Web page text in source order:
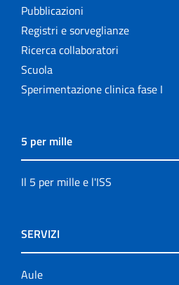
Pubblicazioni
Registri e sorveglianze
Ricerca collaboratori
Scuola
Sperimentazione clinica fase I
5 per mille
Il 5 per mille e l'ISS
SERVIZI
Aule